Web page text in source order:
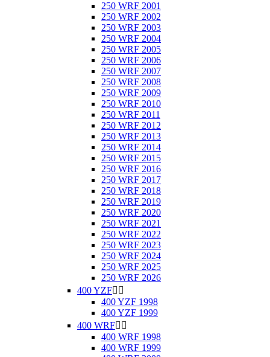
250 WRF 2001
250 WRF 2002
250 WRF 2003
250 WRF 2004
250 WRF 2005
250 WRF 2006
250 WRF 2007
250 WRF 2008
250 WRF 2009
250 WRF 2010
250 WRF 2011
250 WRF 2012
250 WRF 2013
250 WRF 2014
250 WRF 2015
250 WRF 2016
250 WRF 2017
250 WRF 2018
250 WRF 2019
250 WRF 2020
250 WRF 2021
250 WRF 2022
250 WRF 2023
250 WRF 2024
250 WRF 2025
250 WRF 2026
400 YZF 
400 YZF 1998
400 YZF 1999
400 WRF 
400 WRF 1998
400 WRF 1999